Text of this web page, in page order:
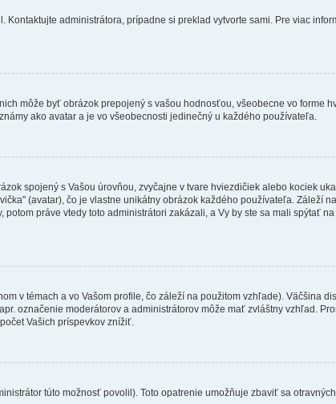
administrátora, prípadne si preklad vytvorte sami. Pre viac
môže byť obrázok prepojený s vašou hodnosťou, všeobecne vo forme
ako avatar a je vo všeobecnosti jedinečný u každého používateľa.
spojený s Vašou úrovňou, zvyčajne v tvare hviezdičiek alebo kociek
(avatar), čo je vlastne unikátny obrázok každého používateľa. Záleží
práve vtedy toto administrátori zakázali, a Vy by ste sa mali spýtať
v témach a vo Vašom profile, čo záleží na použitom vzhľade). Väčšina
označenie moderátorov a administrátorov môže mať zvláštny vzhľad.
Vašich príspevkov znížiť.
túto možnosť povolil). Toto opatrenie umožňuje zbaviť sa